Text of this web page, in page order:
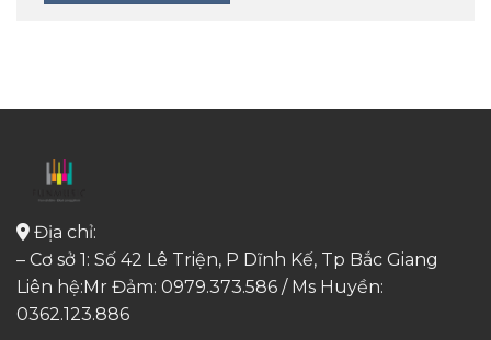
Địa chỉ:
– Cơ sở 1: Số 42 Lê Triện, P Dĩnh Kế, Tp Bắc Giang
Liên hệ:Mr Đảm: 0979.373.586 / Ms Huyền:
0362.123.886